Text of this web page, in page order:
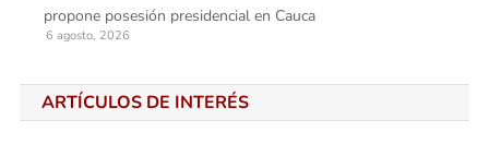
propone posesión presidencial en Cauca
6 agosto, 2026
ARTÍCULOS DE INTERÉS